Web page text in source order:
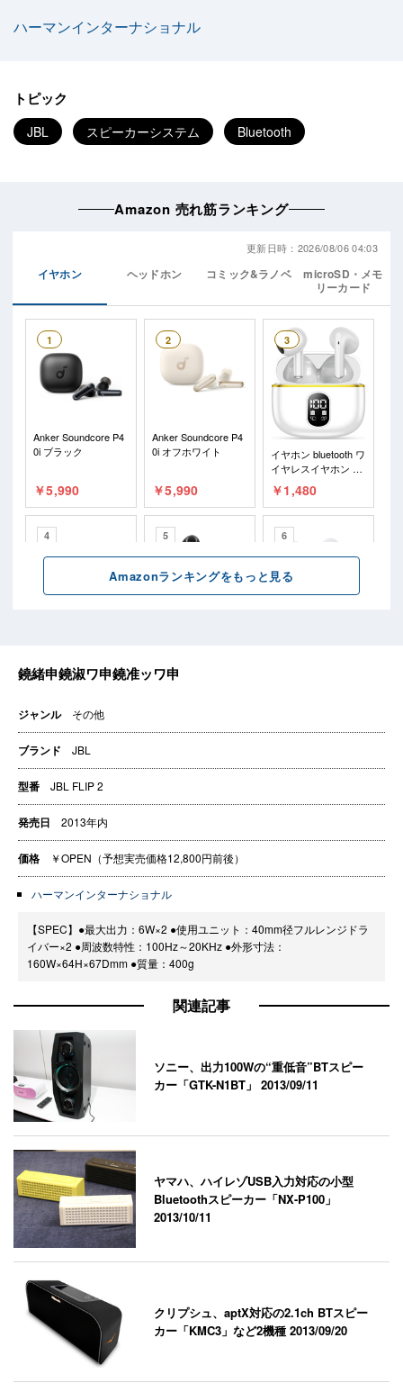
ハーマンインターナショナル
トピック
JBL スピーカーシステム Bluetooth
ジャンル その他
ブランド JBL
型番 JBL FLIP 2
発売日 2013年内
価格 ￥OPEN（予想実売価格12,800円前後）
ハーマンインターナショナル
【SPEC】●最大出力：6W×2 ●使用ユニット：40mm径フルレンジドラ
イバー×2 ●周波数特性：100Hz～20KHz ●外形寸法：
160W×64H×67Dmm ●質量：400g
関連記事
ソニー、出力100Wの“重低音”BTスピー
カー「GTK-N1BT」2013/09/11
ヤマハ、ハイレゾUSB入力対応の小型
Bluetoothスピーカー「NX-P100」
2013/10/11
クリプシュ、aptX対応の2.1ch BTスピー
カー「KMC3」など2機種2013/09/20